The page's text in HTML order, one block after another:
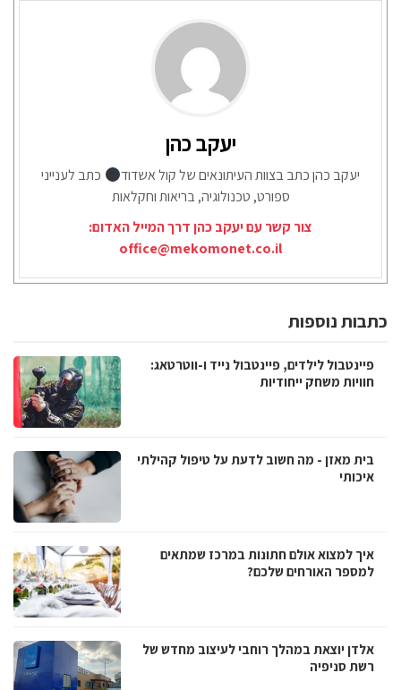
יעקב כהן
יעקב כהן כתב בצוות העיתונאים של קול אשדוד
כתב לענייני
ספורט, טכנולוגיה, בריאות וחקלאות
צור קשר עם יעקב כהן דרך המייל האדום:
office@mekomonet.co.il
כתבות נוספות
פיינטבול לילדים, פיינטבול נייד ו-ווטרטאג:
חוויות משחק ייחודיות
בית מאזן - מה חשוב לדעת על טיפול קהילתי
איכותי
איך למצוא אולם חתונות במרכז שמתאים
למספר האורחים שלכם?
אלדן יוצאת במהלך רוחבי לעיצוב מחדש של
רשת סניפיה